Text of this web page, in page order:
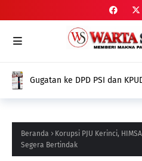
Gugatan ke DPD PSI dan
Beranda
Korupsi PJU Kerinci,
Segera Bertindak